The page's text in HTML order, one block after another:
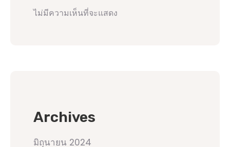
ไม่มีความเห็นที่จะแสดง
Archives
มิถุนายน 2024